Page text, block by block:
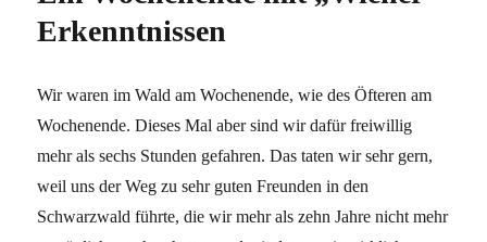
hoffentlich!
Erkenntnissen
Wir waren im Wald am Wochenende, wie des Öfteren am
Wochenende. Dieses Mal aber sind wir dafür freiwillig
mehr als sechs Stunden gefahren. Das taten wir sehr gern,
weil uns der Weg zu sehr guten Freunden in den
Schwarzwald führte, die wir mehr als zehn Jahre nicht mehr